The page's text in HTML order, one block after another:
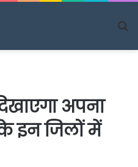
अपना
इन जिलों में